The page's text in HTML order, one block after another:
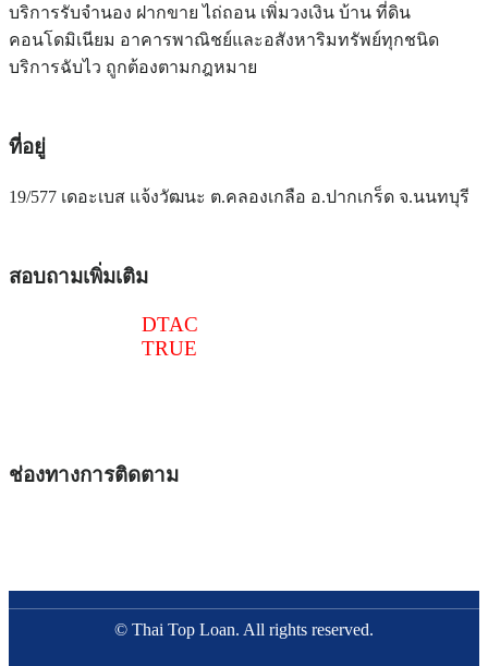
บริการรับจำนอง ฝากขาย ไถ่ถอน เพิ่มวงเงิน บ้าน ที่ดิน
คอนโดมิเนียม อาคารพาณิชย์และอสังหาริมทรัพย์ทุกชนิด
บริการฉับไว ถูกต้องตามกฎหมาย
ที่อยู่
19/577 เดอะเบส แจ้งวัฒนะ ต.คลองเกลือ อ.ปากเกร็ด จ.นนทบุรี
สอบถามเพิ่มเติม
DTAC
TRUE
ช่องทางการติดตาม
© Thai Top Loan. All rights reserved.